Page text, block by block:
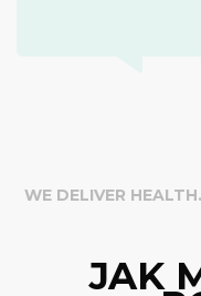
WE DELIVER
JAK